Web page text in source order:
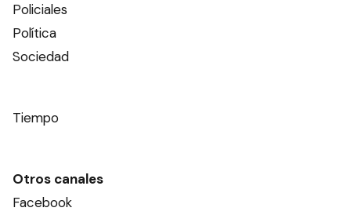
Policiales
Política
Sociedad
Tiempo
Otros canales
Facebook